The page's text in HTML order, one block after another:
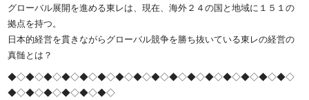
グローバル展開を進める東レは、現在、海外２４の国と地域に１５１の
拠点を持つ。
日本的経営を貫きながらグローバル競争を勝ち抜いている東レの経営の
真髄とは？
◆◇◆◇◆◇◆◇◆◇◆◇◆◇◆◇◆◇◆◇◆◇◆◇◆◇◆◇◆◇◆◇
◆◇◆◇◆◇◆◇◆◇◆◇